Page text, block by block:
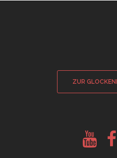
ZUR